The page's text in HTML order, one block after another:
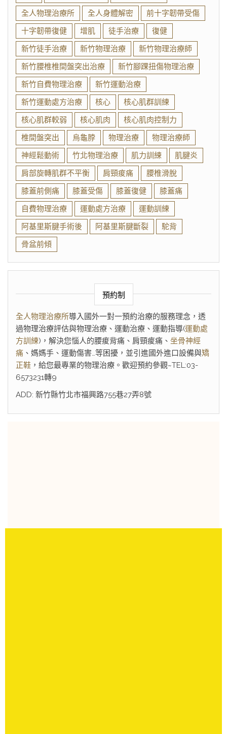
全人物理治療所 全人身體解密
前十字韌帶受傷
十字韌帶復健
增肌 徒手治療
復健
新竹徒手治療
新竹物理治療
新竹物理治療師
新竹腰椎椎間盤突出治療
新竹腳踝扭傷物理治療
新竹自費物理治療
新竹運動治療
新竹運動處方治療
核心
核心肌群訓練
核心肌群較弱
核心肌肉
核心肌肉控制力
椎間盤突出
烏龜脖 物理治療
物理治療師
神經鬆動術
竹北物理治療 肌力訓練
肌腱炎
肩部旋轉肌群不平衡
肩頸痠痛
腰椎滑脫
膝蓋前側痛
膝蓋受傷 膝蓋復健
膝蓋痛
自費物理治療
運動處方治療
運動訓練
阿基里斯腱手術後
阿基里斯腱斷裂
駝背
骨盆前傾
預約制
全人物理治療所導入國外一對一預約治療的服務理念，透
過物理治療評估與物理治療、運動治療、運動指導(運動處
方訓練)，解決您惱人的腰痠背痛、肩頸痠痛、 坐骨神經
痛 、媽媽手、運動傷害…等困擾，並引進國外進口設備與矯
正鞋 ，給您最專業的物理治療。歡迎預約參觀~TEL:03-
6573231轉9
ADD: 新竹縣竹北市福興路755巷27弄8號